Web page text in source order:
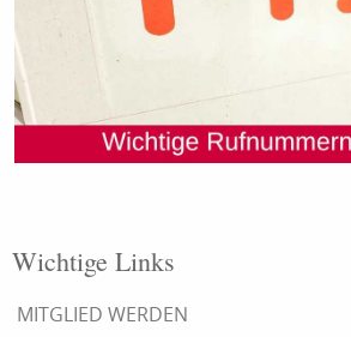
Wichtige Links
MITGLIED WERDEN